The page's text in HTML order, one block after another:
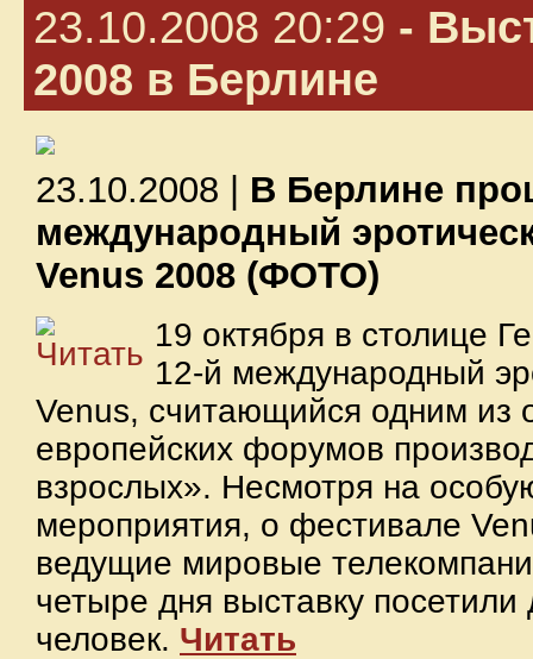
23.10.2008 20:29 -
2008 в Берлине
23.10.2008 | В Берлине
международный
Venus 2008 (ФОТО)
19 октября в столице
12-й международный
Venus, считающийся одним из
европейских форумов
взрослых». Несмотря на
мероприятия, о фестивале
ведущие мировые
четыре дня выставку посетили
человек. Читать